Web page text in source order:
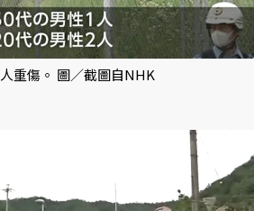
重傷。 圖／截圖自NHK